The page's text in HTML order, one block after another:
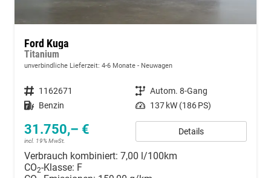
Ford Kuga
Titanium
unverbindliche Lieferzeit: 4-6 Monate Neuwagen
Fahrzeugnummer 1162671 Getriebe Autom. 8-Gang
Kraftstoff Benzin Leistung 137 kW (186 PS)
31.750,– €
incl. 19% MwSt.
Details
Verbrauch kombiniert: 7,00 l/100km
CO2-Klasse: F